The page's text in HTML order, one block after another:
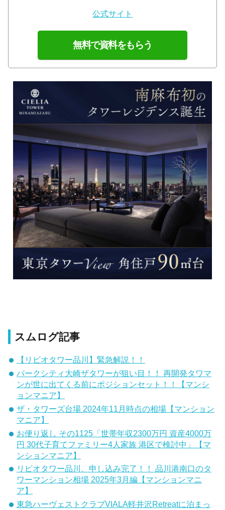
公式サイト
無料で資料をもらう
スムログ記事
【リビオタワー品川】緊急解説！！
パークシティ大崎ザタワーが狙い目！！ 再開発タワマ
ンが世に出てくる前にポジションセット！！【マンシ
ョンマニア】
ザ・タワーズ台場 2024年11月時点の相場【マンション
マニア】
お便り返し その1125「世帯年収2300万円 資産4000万
円 30代子育てファミリー4人家族 港区で検討中」【マ
ンションマニア】
リビオタワー品川、申し込み完了！！ 品川港南口のタ
ワーマンション相場 2025年3月編【マンションマニ
ア】
東急ハーヴェストクラブVIALA軽井沢Retreatに泊まっ